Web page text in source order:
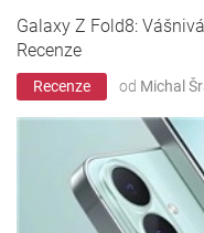
Galaxy Z Fold8:
Recenze
Recenze od Michal